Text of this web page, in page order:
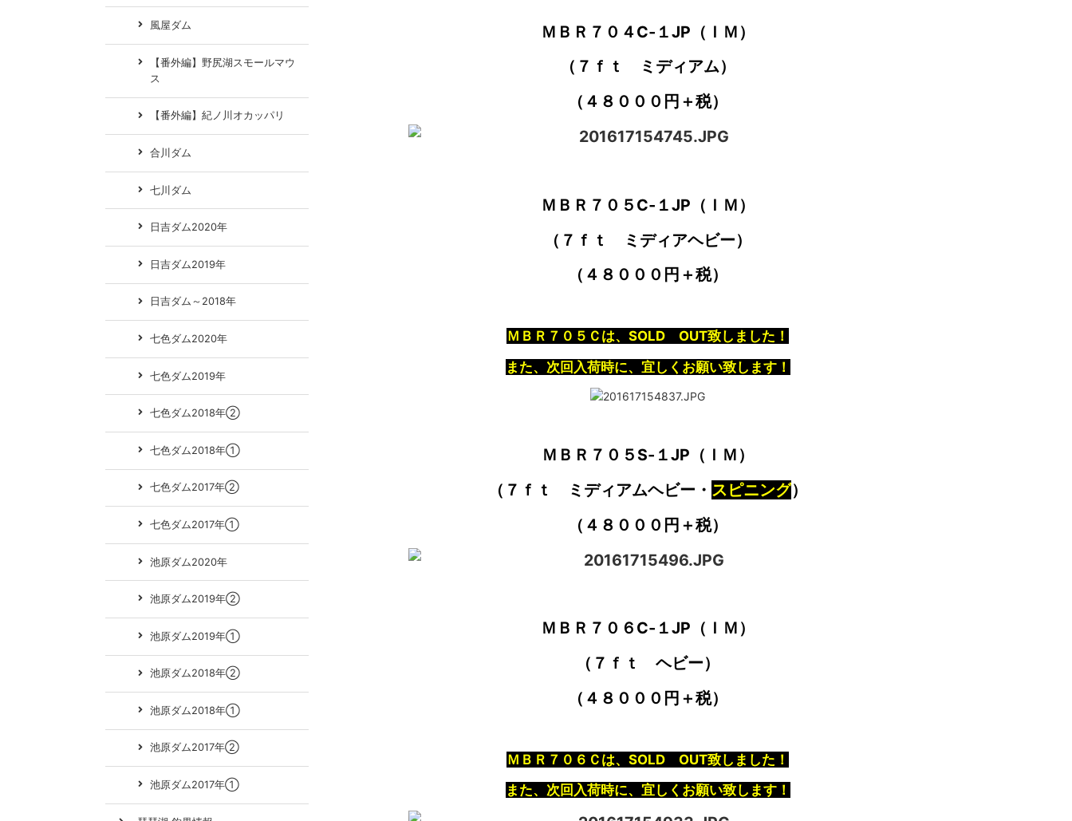
ＭＢＲ７０４C‐１JP（ＩＭ）
（７ｆｔ ミディアム）
（４８０００円＋税）
ＭＢＲ７０５C‐１JP（ＩＭ）
（７ｆｔ ミディアヘビー）
（４８０００円＋税）
ＭＢＲ７０５Ｃは、SOLD OUT致しました！
また、次回入荷時に、宜しくお願い致します！
ＭＢＲ７０５S‐１JP（ＩＭ）
（７ｆｔ ミディアムヘビー・ スピニング）
（４８０００円＋税）
ＭＢＲ７０６C‐１JP（ＩＭ）
（７ｆｔ ヘビー）
（４８０００円＋税）
ＭＢＲ７０６Ｃは、SOLD OUT致しました！
また、次回入荷時に、宜しくお願い致します！
風屋ダム
【番外編】野尻湖スモールマウ
ス
【番外編】紀ノ川オカッパリ
合川ダム
七川ダム
日吉ダム2020年
日吉ダム2019年
日吉ダム～2018年
七色ダム2020年
七色ダム2019年
七色ダム2018年②
七色ダム2018年①
七色ダム2017年②
七色ダム2017年①
池原ダム2020年
池原ダム2019年②
池原ダム2019年①
池原ダム2018年②
池原ダム2018年①
池原ダム2017年②
池原ダム2017年①